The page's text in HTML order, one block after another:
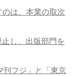
は、本業の取次
し、出版部門を
フジ」と「東京